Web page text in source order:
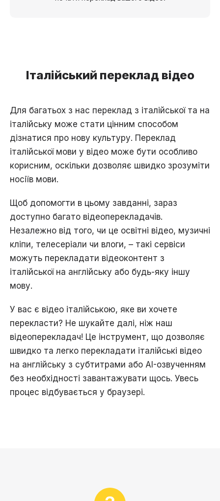
Італійський переклад відео
Для багатьох з нас переклад з італійської та на
італійську може стати цінним способом
дізнатися про нову культуру. Переклад
італійської мови у відео може бути особливо
корисним, оскільки дозволяє швидко зрозуміти
носіїв мови.
Щоб допомогти в цьому завданні, зараз
доступно багато відеоперекладачів.
Незалежно від того, чи це освітні відео, музичні
кліпи, телесеріали чи влоги, – такі сервіси
можуть перекладати відеоконтент з
італійської на англійську або будь-яку іншу
мову.
У вас є відео італійською, яке ви хочете
перекласти? Не шукайте далі, ніж наш
відеоперекладач! Це інструмент, що дозволяє
швидко та легко перекладати італійські відео
на англійську з субтитрами або AI-озвученням
без необхідності завантажувати щось. Увесь
процес відбувається у браузері.